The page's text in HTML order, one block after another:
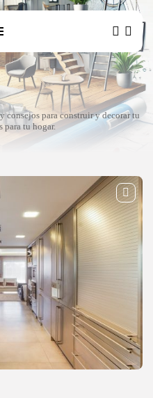
consejos para construir y decorar tu
para tu hogar.